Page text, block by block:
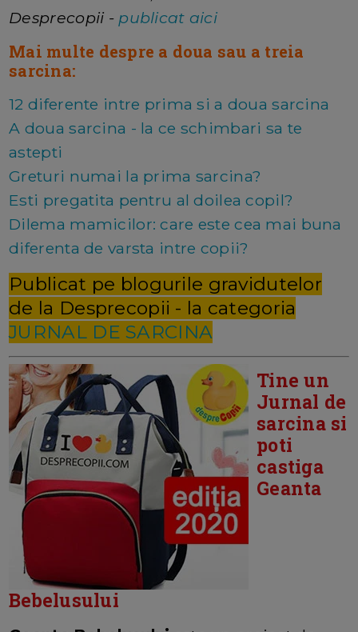
Desprecopii - publicat aici
Mai multe despre a doua sau a treia
sarcina:
12 diferente intre prima si a doua sarcina
A doua sarcina - la ce schimbari sa te
astepti
Greturi numai la prima sarcina?
Esti pregatita pentru al doilea copil?
Dilema mamicilor: care este cea mai buna
diferenta de varsta intre copii?
Publicat pe blogurile gravidutelor
de la Desprecopii - la categoria
JURNAL DE SARCINA
Tine un
Jurnal de
sarcina si
poti
castiga
Geanta
Bebelusului